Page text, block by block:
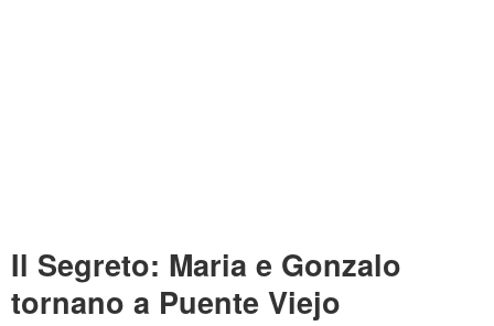
Il Segreto: Maria e Gonzalo
tornano a Puente Viejo